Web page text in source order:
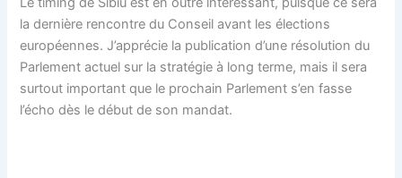
la dernière rencontre du Conseil avant les élections
européennes. J’apprécie la publication d’une résolution du
Parlement actuel sur la stratégie à long terme, mais il sera
surtout important que le prochain Parlement s’en fasse
l’écho dès le début de son mandat.